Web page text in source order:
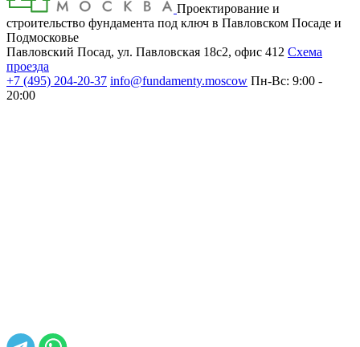
Проектирование и
строительство фундамента под ключ в Павловском Посаде и
Подмосковье
Павловский Посад, ул. Павловская 18с2, офис 412 Cхема
проезда
+7 (495) 204-20-37 info@fundamenty.moscow Пн-Вс: 9:00 -
20:00